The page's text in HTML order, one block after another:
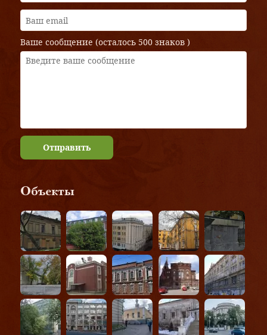
Ваше сообщение (осталось 500 знаков )
Отправить
Объекты